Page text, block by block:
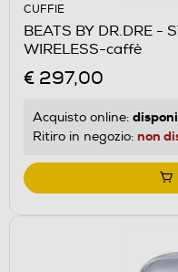
CUFFIE
BEATS BY DR.DRE -
WIRELESS-caffè
€ 297,00
Acquisto online:
Ritiro in negozio: non